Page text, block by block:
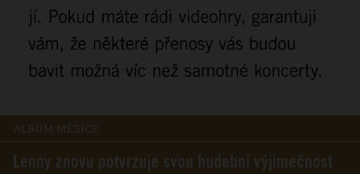
ALBUM MĚSÍCE
Lenny znovu potvrzuje svou hudební výjimečnost